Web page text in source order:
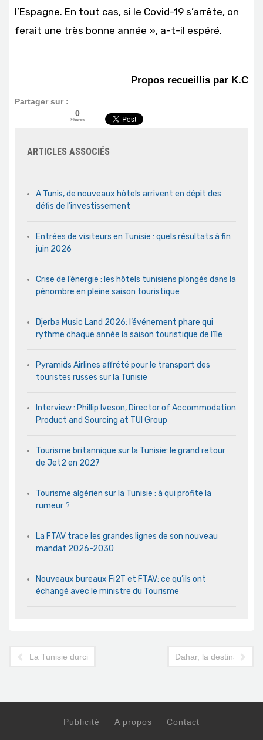
l’Espagne. En tout cas, si le Covid-19 s’arrête, on
ferait une très bonne année », a-t-il espéré.
Propos recueillis par K.C
Partager sur :
0
Shares
ARTICLES ASSOCIÉS
A Tunis, de nouveaux hôtels arrivent en dépit des
défis de l’investissement
Entrées de visiteurs en Tunisie : quels résultats à fin
juin 2026
Crise de l’énergie : les hôtels tunisiens plongés dans la
pénombre en pleine saison touristique
Djerba Music Land 2026: l’événement phare qui
rythme chaque année la saison touristique de l’île
Pyramids Airlines affrété pour le transport des
touristes russes sur la Tunisie
Interview : Phillip Iveson, Director of Accommodation
Product and Sourcing at TUI Group
Tourisme britannique sur la Tunisie: le grand retour
de Jet2 en 2027
Tourisme algérien sur la Tunisie : à qui profite la
rumeur ?
La FTAV trace les grandes lignes de son nouveau
mandat 2026-2030
Nouveaux bureaux Fi2T et FTAV: ce qu’ils ont
échangé avec le ministre du Tourisme
La Tunisie durcit de nouveau l'entrée des voyageurs de
Dahar, la destination
Publicité A propos Contact